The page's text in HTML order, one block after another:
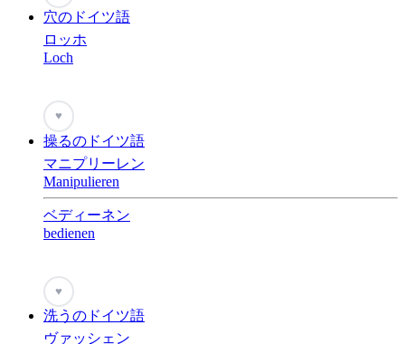
穴のドイツ語
ロッホ
Loch
♥
操るのドイツ語
マニプリーレン
Manipulieren
ベディーネン
bedienen
♥
洗うのドイツ語
ヴァッシェン